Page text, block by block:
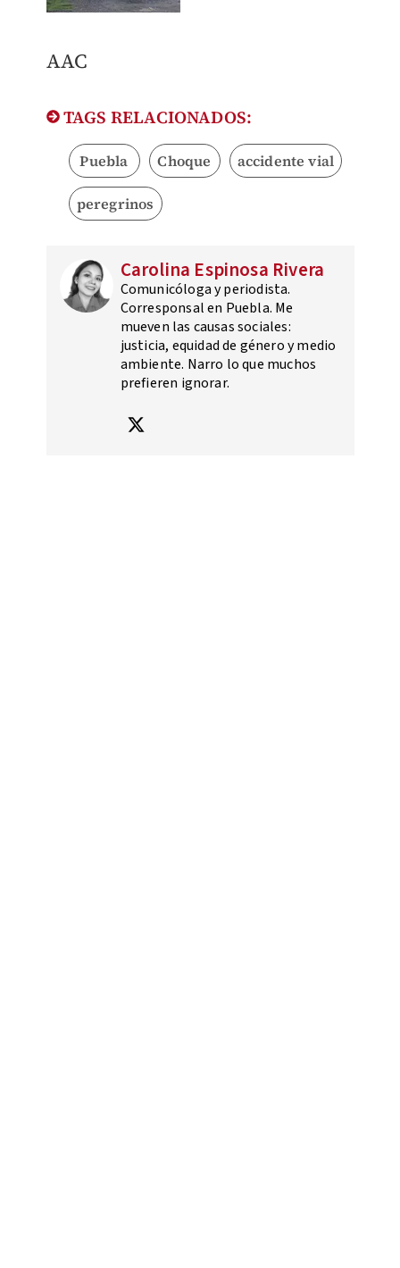
AAC
TAGS RELACIONADOS:
Puebla Choque accidente vial
peregrinos
Carolina Espinosa Rivera
Comunicóloga y periodista.
Corresponsal en Puebla. Me
mueven las causas sociales:
justicia, equidad de género y medio
ambiente. Narro lo que muchos
prefieren ignorar.